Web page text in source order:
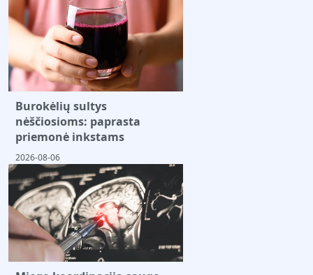
Burokėlių sultys
nėščiosioms: paprasta
priemonė inkstams
2026-08-06